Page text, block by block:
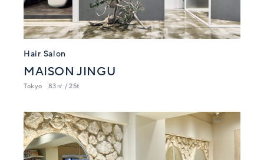
Hair Salon
MAISON JINGU
Tokyo 83㎡ / 25t